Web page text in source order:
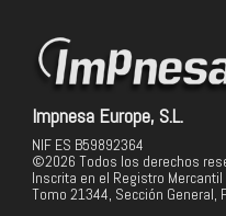
Impnesa Europe, S.L.
NIF ES B59892364
©2026 Todos los derechos
Inscrita en el Registro Mercantil
Tomo 21344, Sección General,